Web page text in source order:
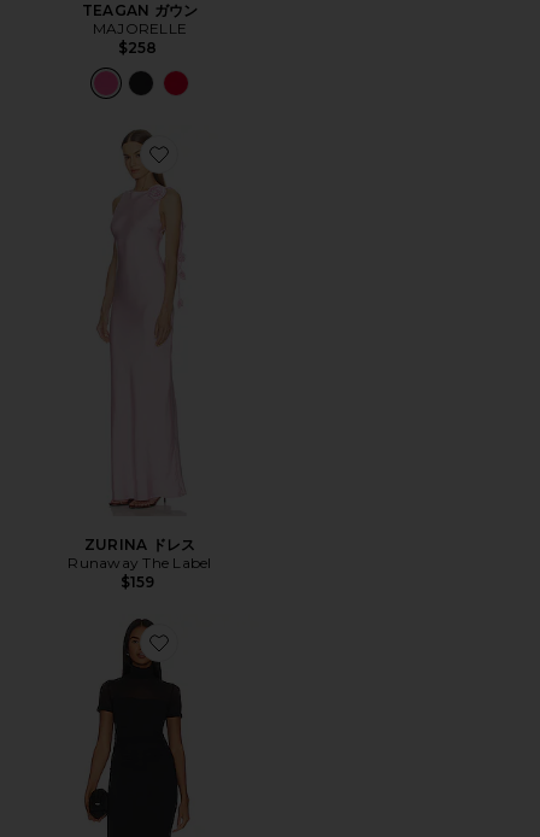
TEAGAN ガウン
MAJORELLE
$258
Favorite ZURINA ドレス
ZURINA ドレス
Runaway The Label
$159
Favorite DOMINIQUE ミディ丈ドレス